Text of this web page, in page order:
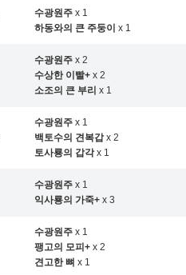
수광원주 x 1
하동와의 큰 주둥이 x 1
수광원주 x 2
수상한 이빨+ x 2
소조의 큰 부리 x 1
수광원주 x 1
백토수의 견복갑x 2
토사룡의 갑각x 1
수광원주 x 1
익사룡의 가죽+ x 3
수광원주 x 1
팽고의 모피+ x 2
견고한 뼈 x 1